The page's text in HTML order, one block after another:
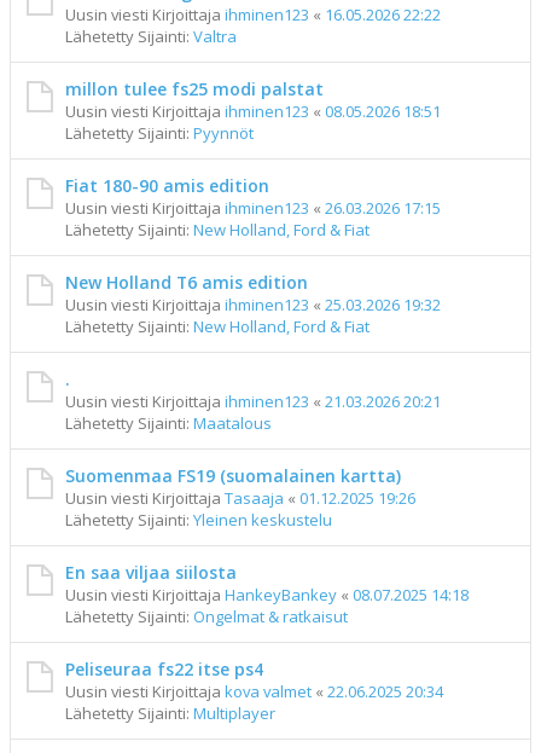
Uusin viesti Kirjoittaja ihminen123 « 16.05.2026 22:22
Lähetetty Sijainti: Valtra
millon tulee fs25 modi palstat
Uusin viesti Kirjoittaja ihminen123 « 08.05.2026 18:51
Lähetetty Sijainti: Pyynnöt
Fiat 180-90 amis edition
Uusin viesti Kirjoittaja ihminen123 « 26.03.2026 17:15
Lähetetty Sijainti: New Holland, Ford & Fiat
New Holland T6 amis edition
Uusin viesti Kirjoittaja ihminen123 « 25.03.2026 19:32
Lähetetty Sijainti: New Holland, Ford & Fiat
.
Uusin viesti Kirjoittaja ihminen123 « 21.03.2026 20:21
Lähetetty Sijainti: Maatalous
Suomenmaa FS19 (suomalainen kartta)
Uusin viesti Kirjoittaja Tasaaja « 01.12.2025 19:26
Lähetetty Sijainti: Yleinen keskustelu
En saa viljaa siilosta
Uusin viesti Kirjoittaja HankeyBankey « 08.07.2025 14:18
Lähetetty Sijainti: Ongelmat & ratkaisut
Peliseuraa fs22 itse ps4
Uusin viesti Kirjoittaja kova valmet « 22.06.2025 20:34
Lähetetty Sijainti: Multiplayer